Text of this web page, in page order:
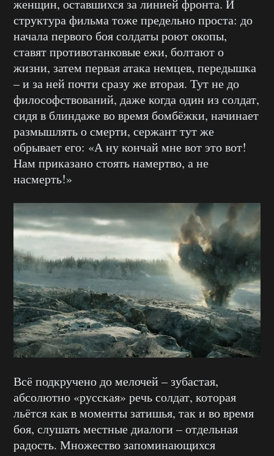
женщин, оставшихся за линией фронта. И
структура фильма тоже предельно проста: до
начала первого боя солдаты роют окопы,
ставят противотанковые ежи, болтают о
жизни, затем первая атака немцев, передышка
– и за ней почти сразу же вторая. Тут не до
философствований, даже когда один из солдат,
сидя в блиндаже во время бомбёжки, начинает
размышлять о смерти, сержант тут же
обрывает его: «А ну кончай мне вот это вот!
Нам приказано стоять намертво, а не
насмерть!»
Всё подкручено до мелочей – зубастая,
абсолютно «русская» речь солдат, которая
льётся как в моменты затишья, так и во время
боя, слушать местные диалоги – отдельная
радость. Множество запоминающихся